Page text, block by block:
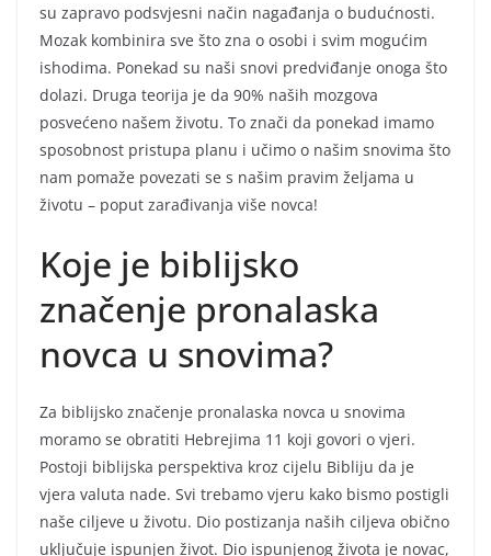
su zapravo podsvjesni način nagađanja o budućnosti.
Mozak kombinira sve što zna o osobi i svim mogućim
ishodima. Ponekad su naši snovi predviđanje onoga što
dolazi. Druga teorija je da 90% naših mozgova
posvećeno našem životu. To znači da ponekad imamo
sposobnost pristupa planu i učimo o našim snovima što
nam pomaže povezati se s našim pravim željama u
životu – poput zarađivanja više novca!
Koje je biblijsko
značenje pronalaska
novca u snovima?
Za biblijsko značenje pronalaska novca u snovima
moramo se obratiti Hebrejima 11 koji govori o vjeri.
Postoji biblijska perspektiva kroz cijelu Bibliju da je
vjera valuta nade. Svi trebamo vjeru kako bismo postigli
naše ciljeve u životu. Dio postizanja naših ciljeva obično
uključuje ispunjen život. Dio ispunjenog života je novac,